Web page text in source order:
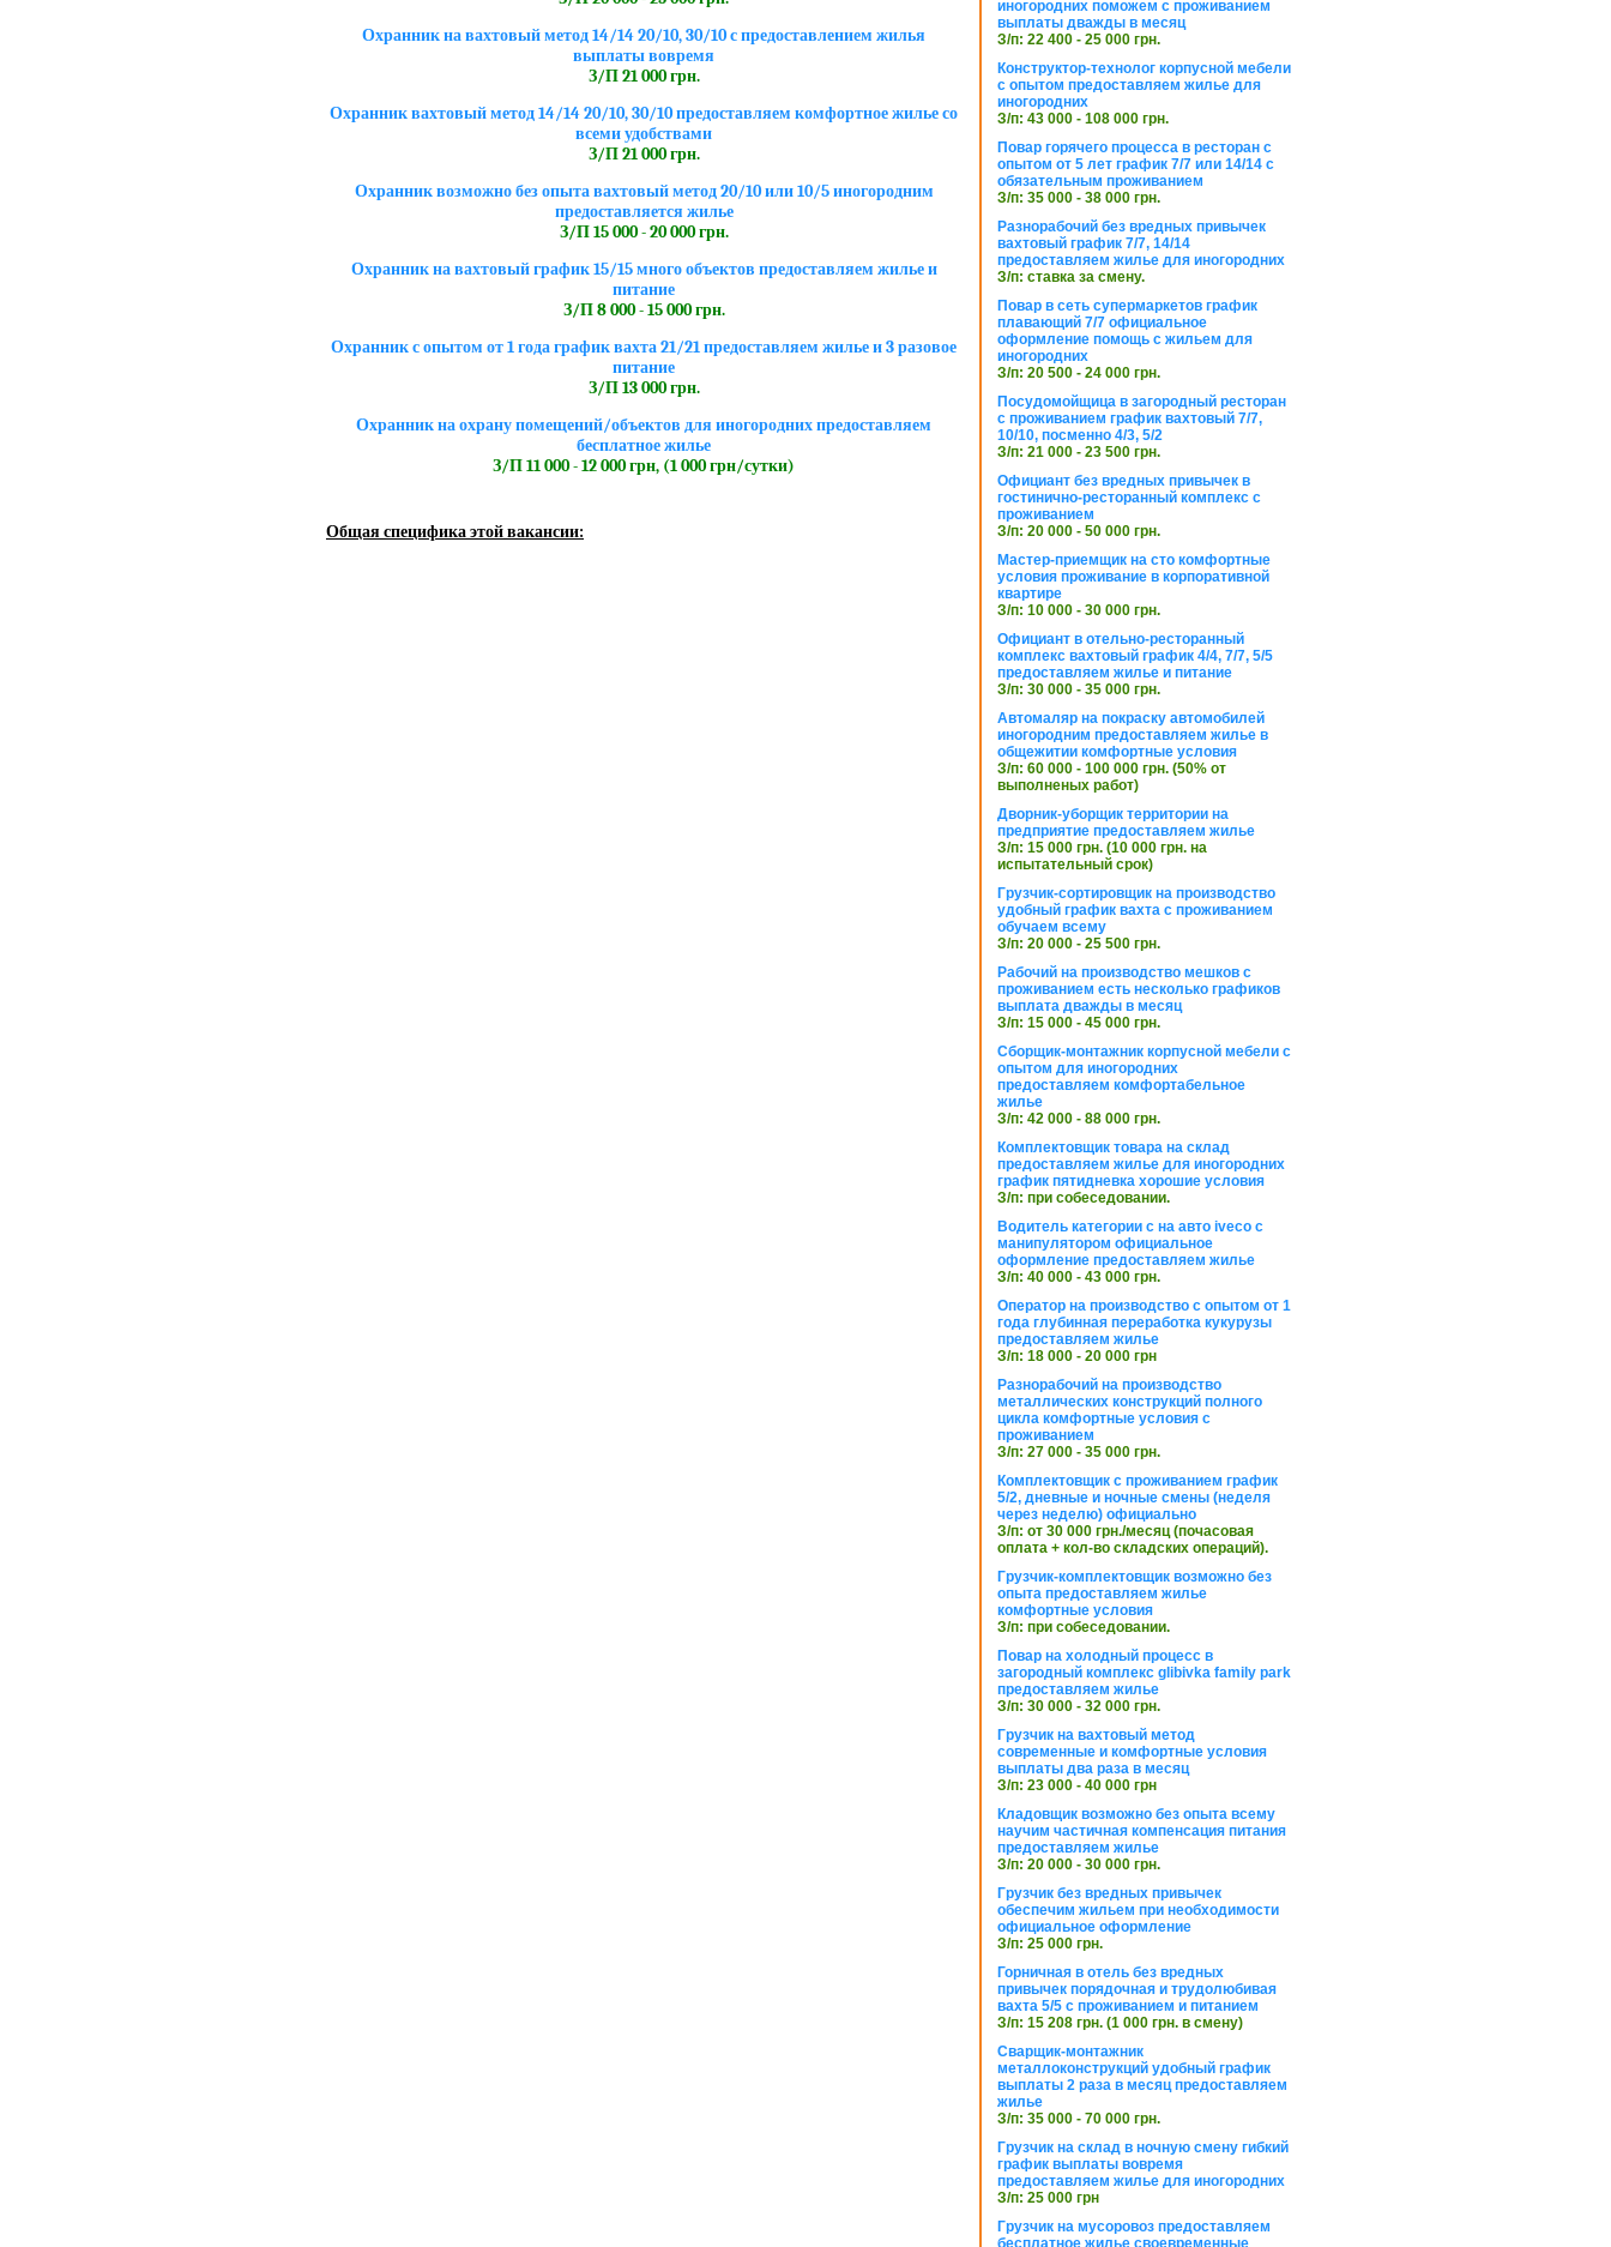
Охранник на вахтовый метод 14/14 20/10, 30/10 с предоставлением жилья
выплаты вовремя
З/П 21 000 грн.
Охранник вахтовый метод 14/14 20/10, 30/10 предоставляем комфортное жилье со
всеми удобствами
З/П 21 000 грн.
Охранник возможно без опыта вахтовый метод 20/10 или 10/5 иногородним
предоставляется жилье
З/П 15 000 - 20 000 грн.
Охранник на вахтовый график 15/15 много объектов предоставляем жилье и
питание
З/П 8 000 - 15 000 грн.
Охранник с опытом от 1 года график вахта 21/21 предоставляем жилье и 3 разовое
питание
З/П 13 000 грн.
Охранник на охрану помещений/объектов для иногородних предоставляем
бесплатное жилье
З/П 11 000 - 12 000 грн, (1 000 грн/сутки)
Общая специфика этой вакансии:
иногородних поможем с проживанием
выплаты дважды в месяц
З/п: 22 400 - 25 000 грн.
Конструктор-технолог корпусной мебели
с опытом предоставляем жилье для
иногородних
З/п: 43 000 - 108 000 грн.
Повар горячего процесса в ресторан с
опытом от 5 лет график 7/7 или 14/14 с
обязательным проживанием
З/п: 35 000 - 38 000 грн.
Разнорабочий без вредных привычек
вахтовый график 7/7, 14/14
предоставляем жилье для иногородних
З/п: ставка за смену.
Повар в сеть супермаркетов график
плавающий 7/7 официальное
оформление помощь с жильем для
иногородних
З/п: 20 500 - 24 000 грн.
Посудомойщица в загородный ресторан
с проживанием график вахтовый 7/7,
10/10, посменно 4/3, 5/2
З/п: 21 000 - 23 500 грн.
Официант без вредных привычек в
гостинично-ресторанный комплекс с
проживанием
З/п: 20 000 - 50 000 грн.
Мастер-приемщик на сто комфортные
условия проживание в корпоративной
квартире
З/п: 10 000 - 30 000 грн.
Официант в отельно-ресторанный
комплекс вахтовый график 4/4, 7/7, 5/5
предоставляем жилье и питание
З/п: 30 000 - 35 000 грн.
Автомаляр на покраску автомобилей
иногородним предоставляем жилье в
общежитии комфортные условия
З/п: 60 000 - 100 000 грн. (50% от
выполненых работ)
Дворник-уборщик территории на
предприятие предоставляем жилье
З/п: 15 000 грн. (10 000 грн. на
испытательный срок)
Грузчик-сортировщик на производство
удобный график вахта с проживанием
обучаем всему
З/п: 20 000 - 25 500 грн.
Рабочий на производство мешков с
проживанием есть несколько графиков
выплата дважды в месяц
З/п: 15 000 - 45 000 грн.
Сборщик-монтажник корпусной мебели с
опытом для иногородних
предоставляем комфортабельное
жилье
З/п: 42 000 - 88 000 грн.
Комплектовщик товара на склад
предоставляем жилье для иногородних
график пятидневка хорошие условия
З/п: при собеседовании.
Водитель категории с на авто iveco с
манипулятором официальное
оформление предоставляем жилье
З/п: 40 000 - 43 000 грн.
Оператор на производство с опытом от 1
года глубинная переработка кукурузы
предоставляем жилье
З/п: 18 000 - 20 000 грн
Разнорабочий на производство
металлических конструкций полного
цикла комфортные условия с
проживанием
З/п: 27 000 - 35 000 грн.
Комплектовщик с проживанием график
5/2, дневные и ночные смены (неделя
через неделю) официально
З/п: от 30 000 грн./месяц (почасовая
оплата + кол-во складских операций).
Грузчик-комплектовщик возможно без
опыта предоставляем жилье
комфортные условия
З/п: при собеседовании.
Повар на холодный процесс в
загородный комплекс glibivka family park
предоставляем жилье
З/п: 30 000 - 32 000 грн.
Грузчик на вахтовый метод
современные и комфортные условия
выплаты два раза в месяц
З/п: 23 000 - 40 000 грн
Кладовщик возможно без опыта всему
научим частичная компенсация питания
предоставляем жилье
З/п: 20 000 - 30 000 грн.
Грузчик без вредных привычек
обеспечим жильем при необходимости
официальное оформление
З/п: 25 000 грн.
Горничная в отель без вредных
привычек порядочная и трудолюбивая
вахта 5/5 с проживанием и питанием
З/п: 15 208 грн. (1 000 грн. в смену)
Сварщик-монтажник
металлоконструкций удобный график
выплаты 2 раза в месяц предоставляем
жилье
З/п: 35 000 - 70 000 грн.
Грузчик на склад в ночную смену гибкий
график выплаты вовремя
предоставляем жилье для иногородних
З/п: 25 000 грн
Грузчик на мусоровоз предоставляем
бесплатное жилье своевременные